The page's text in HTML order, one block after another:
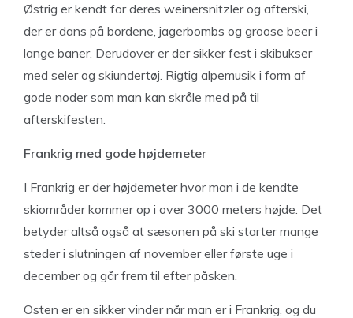
Østrig er kendt for deres weinersnitzler og afterski,
der er dans på bordene, jagerbombs og groose beer i
lange baner. Derudover er der sikker fest i skibukser
med seler og skiundertøj. Rigtig alpemusik i form af
gode noder som man kan skråle med på til
afterskifesten.
Frankrig med gode højdemeter
I Frankrig er der højdemeter hvor man i de kendte
skiområder kommer op i over 3000 meters højde. Det
betyder altså også at sæsonen på ski starter mange
steder i slutningen af november eller første uge i
december og går frem til efter påsken.
Osten er en sikker vinder når man er i Frankrig, og du